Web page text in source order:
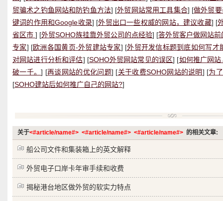
贸骗术之钓鱼网站和防钓鱼方法] [外贸网站常用工具集合] [做外贸
键词的作用和Google收录] [外贸出口一些权威的网站，建议收藏] [
省区市 ] [外贸SOHO族挂靠外贸公司的点经验] [答外贸客户做网站前
专家] [欧洲各国黄页-外贸建站专家] [外贸开发信标题到底如何写才
对网站进行分析和评估] [SOHO外贸网站常见的误区] [如何推广网
破一千。] [再谈网站的优化问题] [关于收费SOHO网站的说明] [为
[SOHO建站后如何推广自己的网站?]
关于<#article/name#> <#article/name#> <#article/name#> 的相关文章:
船公司文件和集装箱上的英文解释
外贸电子口岸卡年审手续和收费
揭秘港台地区做外贸的软实力特点